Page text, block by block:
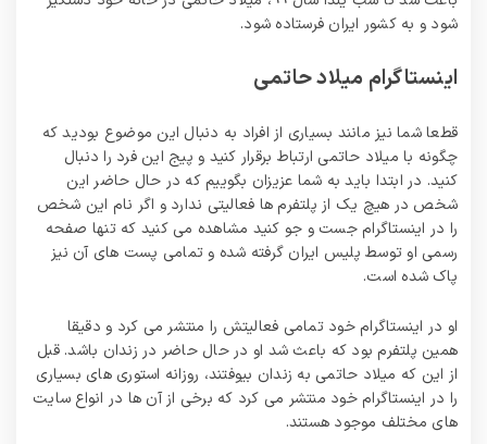
شود و به کشور ایران فرستاده شود.
اینستاگرام میلاد حاتمی
قطعا شما نیز مانند بسیاری از افراد به دنبال این موضوع بودید که
چگونه با میلاد حاتمی ارتباط برقرار کنید و پیج این فرد را دنبال
کنید. در ابتدا باید به شما عزیزان بگوییم که در حال حاضر این
شخص در هیچ یک از پلتفرم ها فعالیتی ندارد و اگر نام این شخص
را در اینستاگرام جست و جو کنید مشاهده می کنید که تنها صفحه
رسمی او توسط پلیس ایران گرفته شده و تمامی پست های آن نیز
پاک شده است.
او در اینستاگرام خود تمامی فعالیتش را منتشر می کرد و دقیقا
همین پلتفرم بود که باعث شد او در حال حاضر در زندان باشد. قبل
از این که میلاد حاتمی به زندان بیوفتند، روزانه استوری های بسیاری
را در اینستاگرام خود منتشر می کرد که برخی از آن ها در انواع سایت
های مختلف موجود هستند.